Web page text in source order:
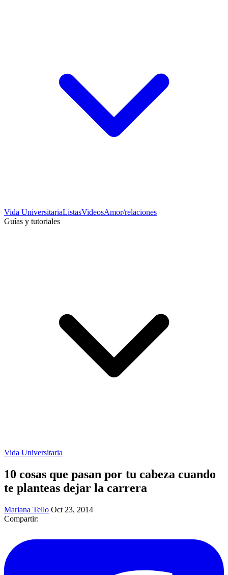
Vida UniversitariaListasVideosAmor/relaciones
Guías y tutoriales
Vida Universitaria
10 cosas que pasan por tu cabeza cuando
te planteas dejar la carrera
Mariana Tello Oct 23, 2014
Compartir: